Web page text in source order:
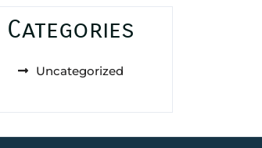
Categories
Uncategorized